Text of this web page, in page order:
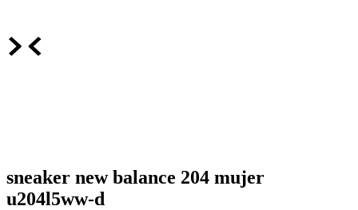
sneaker new balance 204 mujer
u204l5ww-d